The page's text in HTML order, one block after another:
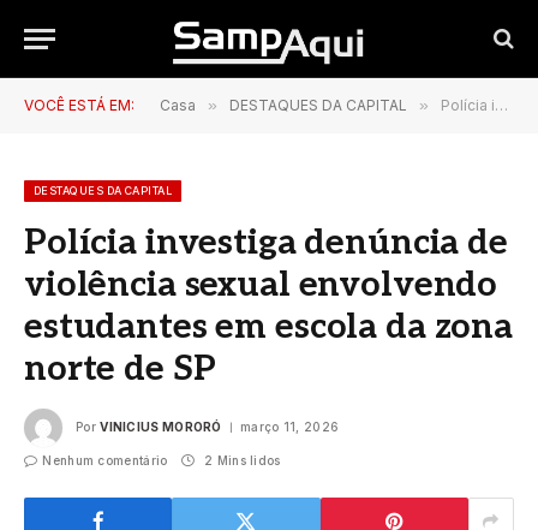
VOCÊ ESTÁ EM: Casa » DESTAQUES DA CAPITAL » Polícia investiga denúncia de violência sexual envolvendo estudantes em escola da zona norte de SP
DESTAQUES DA CAPITAL
Polícia investiga denúncia de
violência sexual envolvendo
estudantes em escola da zona
norte de SP
Por VINICIUS MORORÓ março 11, 2026
Nenhum comentário 2 Mins lidos